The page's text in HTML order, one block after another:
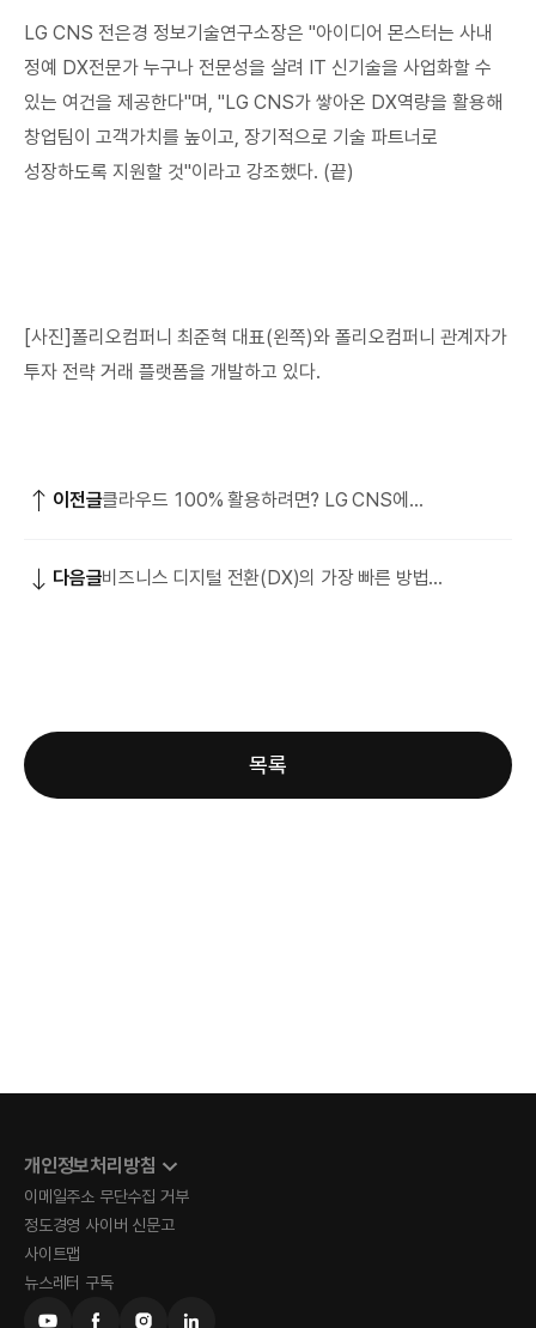
LG CNS 전은경 정보기술연구소장은 "아이디어 몬스터는 사내
정예 DX전문가 누구나 전문성을 살려 IT 신기술을 사업화할 수
있는 여건을 제공한다"며, "LG CNS가 쌓아온 DX역량을 활용해
창업팀이 고객가치를 높이고, 장기적으로 기술 파트너로
성장하도록 지원할 것"이라고 강조했다. (끝)
[사진]폴리오컴퍼니 최준혁 대표(왼쪽)와 폴리오컴퍼니 관계자가
투자 전략 거래 플랫폼을 개발하고 있다.
이전글클라우드 100% 활용하려면? LG CNS에
다음글비즈니스 디지털 전환(DX)의 가장 빠른 방법
목록
개인정보처리방침
이메일주소 무단수집 거부
정도경영 사이버 신문고
사이트맵
뉴스레터 구독